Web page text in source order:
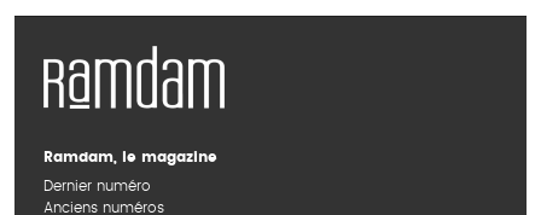
Ramdam, le magazine
Dernier numéro
Anciens numéros